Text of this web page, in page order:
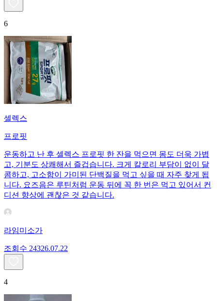
6
셀렉스
프로핏
운동하고 난 후 셀렉스 프로핏 한 잔을 먹으면 몸도 더욱 가볍
고, 기분도 상쾌해서 즐겁습니다. 크게 칼로리 부담이 없이 달
콤하고, 고소함이 가미된 단백질을 먹고 싶을 때 자주 찾게 됩
니다. 요즈음은 루틴처럼 운동 뒤에 꼭 한 번은 먹고 있어서 컨
디션 향상에 괜찮은 것 같습니다.
라임미소가
조회수 24326.07.22
4